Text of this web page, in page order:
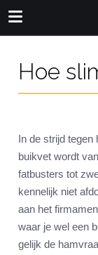
Hoe
In de strijd tegen
buikvet wordt
fatbusters tot
kennelijk niet
aan het
waar je wel een
gelijk de